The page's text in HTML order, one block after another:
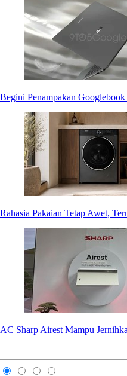
Begini Penampakan
Rahasia Pakaian Tetap Awet,
AC Sharp Airest Mampu